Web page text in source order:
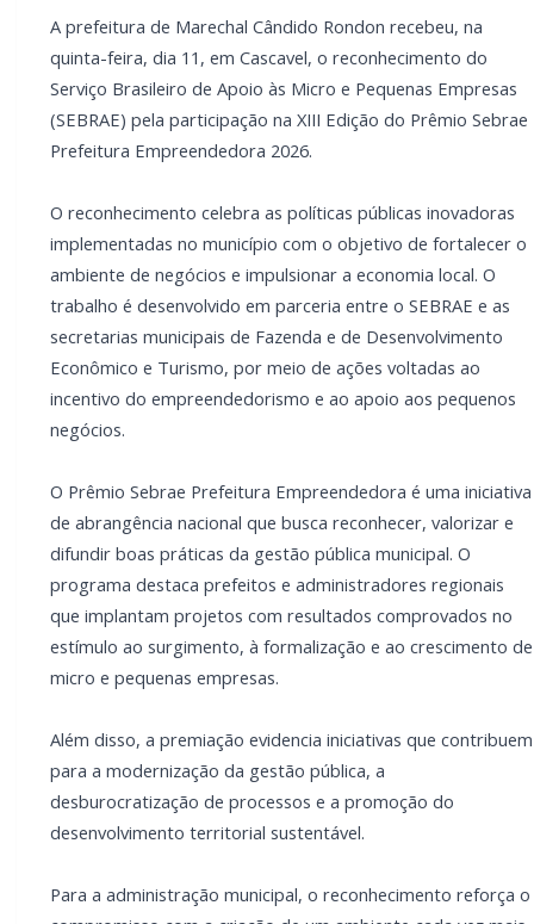
A prefeitura de Marechal Cândido Rondon recebeu, na
quinta-feira, dia 11, em Cascavel, o reconhecimento do
Serviço Brasileiro de Apoio às Micro e Pequenas Empresas
(SEBRAE) pela participação na XIII Edição do Prêmio Sebrae
Prefeitura Empreendedora 2026.
O reconhecimento celebra as políticas públicas inovadoras
implementadas no município com o objetivo de fortalecer o
ambiente de negócios e impulsionar a economia local. O
trabalho é desenvolvido em parceria entre o SEBRAE e as
secretarias municipais de Fazenda e de Desenvolvimento
Econômico e Turismo, por meio de ações voltadas ao
incentivo do empreendedorismo e ao apoio aos pequenos
negócios.
O Prêmio Sebrae Prefeitura Empreendedora é uma iniciativa
de abrangência nacional que busca reconhecer, valorizar e
difundir boas práticas da gestão pública municipal. O
programa destaca prefeitos e administradores regionais
que implantam projetos com resultados comprovados no
estímulo ao surgimento, à formalização e ao crescimento de
micro e pequenas empresas.
Além disso, a premiação evidencia iniciativas que contribuem
para a modernização da gestão pública, a
desburocratização de processos e a promoção do
desenvolvimento territorial sustentável.
Para a administração municipal, o reconhecimento reforça o